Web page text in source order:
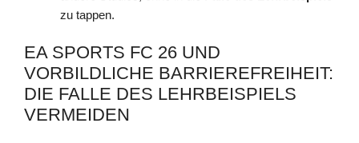
zu tappen.
EA SPORTS FC 26 UND
VORBILDLICHE BARRIEREFREIHEIT:
DIE FALLE DES LEHRBEISPIELS
VERMEIDEN